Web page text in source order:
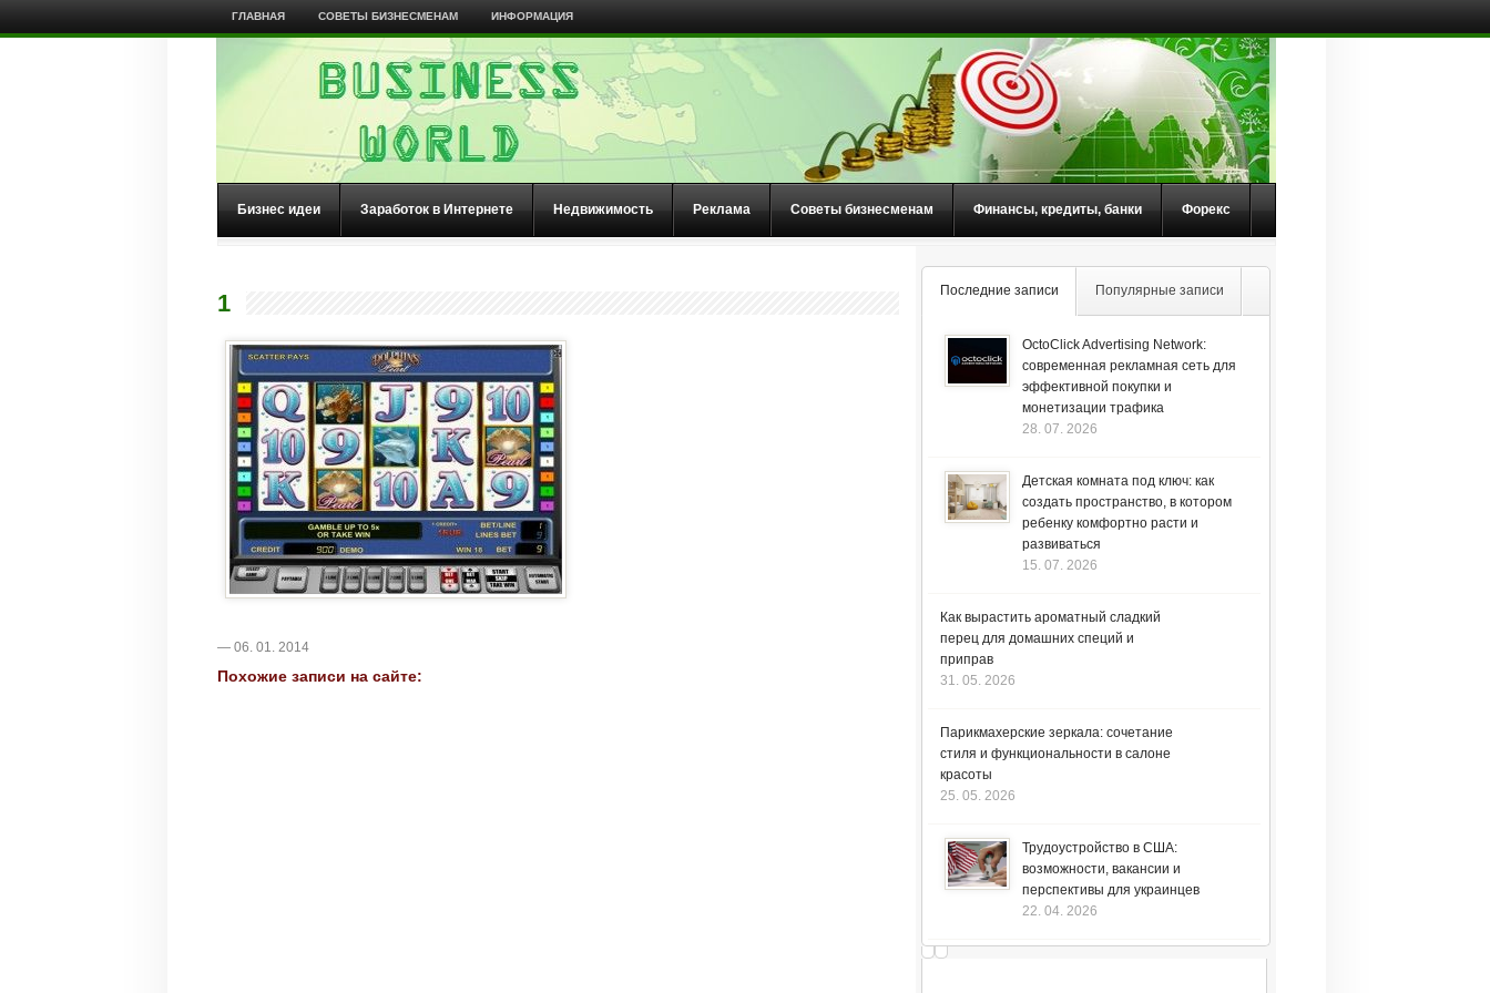
ГЛАВНАЯ СОВЕТЫ БИЗНЕСМЕНАМ ИНФОРМАЦИЯ
Бизнес идеи Заработок в Интернете Недвижимость Реклама Советы бизнесменам Финансы, кредиты, банки Форекс
1
— 06. 01. 2014
Похожие записи на сайте:
Последние записи Популярные записи
OctoClick Advertising Network:
современная рекламная сеть для
эффективной покупки и
монетизации трафика
28. 07. 2026
Детская комната под ключ: как
создать пространство, в котором
ребенку комфортно расти и
развиваться
15. 07. 2026
Как вырастить ароматный сладкий
перец для домашних специй и
приправ
31. 05. 2026
Парикмахерские зеркала: сочетание
стиля и функциональности в салоне
красоты
25. 05. 2026
Трудоустройство в США:
возможности, вакансии и
перспективы для украинцев
22. 04. 2026